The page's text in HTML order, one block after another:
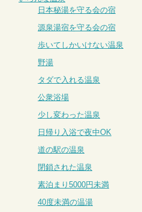
日本秘湯を守る会の宿
源泉湯宿を守る会の宿
歩いてしかいけない温泉
野湯
タダで入れる温泉
公衆浴場
少し変わった温泉
日帰り入浴で夜中OK
道の駅の温泉
閉鎖された温泉
素泊まり5000円未満
40度未満の温湯